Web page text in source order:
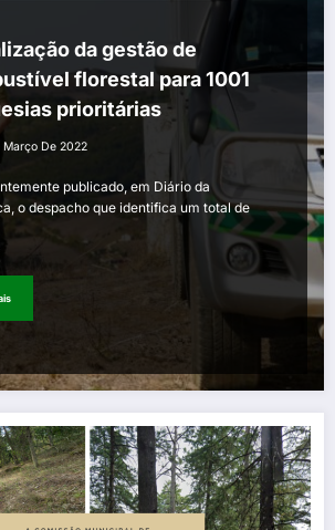
da gestão de
florestal para 1001
prioritárias
Março De 2022
publicado, em Diário da
o despacho que identifica um total de